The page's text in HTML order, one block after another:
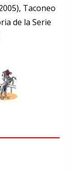
Taconeo
de la Serie